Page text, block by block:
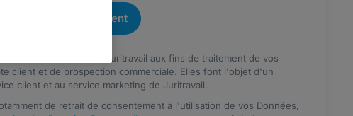
S'inscrire gratuitement
sont destinées à Juritravail aux fins de traitement de vos
client et de prospection commerciale. Elles font l'objet d'un
client et au service marketing de Juritravail.
de retrait de consentement à l'utilisation de vos Données,